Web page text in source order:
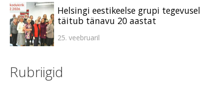
Helsingi eestikeelse grupi tegevusel
täitub tänavu 20 aastat
25. veebruaril
Rubriigid